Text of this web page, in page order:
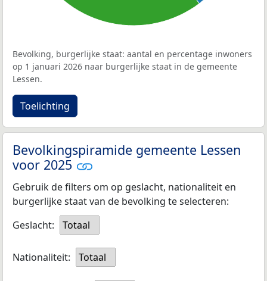
Bevolking, burgerlijke staat: aantal en percentage inwoners
op 1 januari 2026 naar burgerlijke staat in de gemeente
Lessen.
Toelichting
Bevolkingspiramide gemeente Lessen
voor 2025
Gebruik de filters om op geslacht, nationaliteit en
burgerlijke staat van de bevolking te selecteren:
Geslacht:
Totaal
Nationaliteit: Totaal